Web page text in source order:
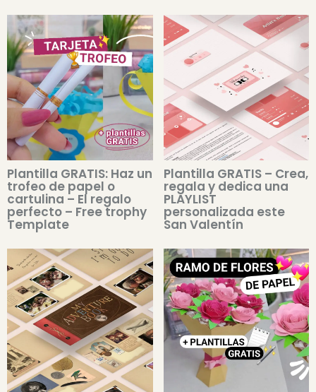
Plantilla GRATIS: Haz un
trofeo de papel o
cartulina – El regalo
perfecto – Free trophy
Template
Plantilla GRATIS – Crea,
regala y dedica una
PLAYLIST
personalizada este
San Valentín